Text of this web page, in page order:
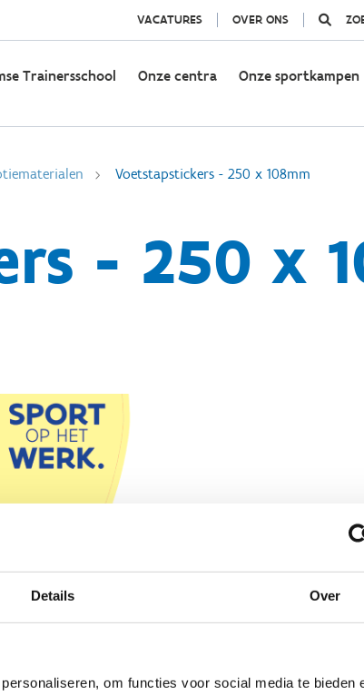
Details Over
om functies voor social media te bieden
VACATURES OVER ONS
Trainersschool Onze centra Onze sportkampen
Voetstapstickers - 250 x 108mm
- 250 x